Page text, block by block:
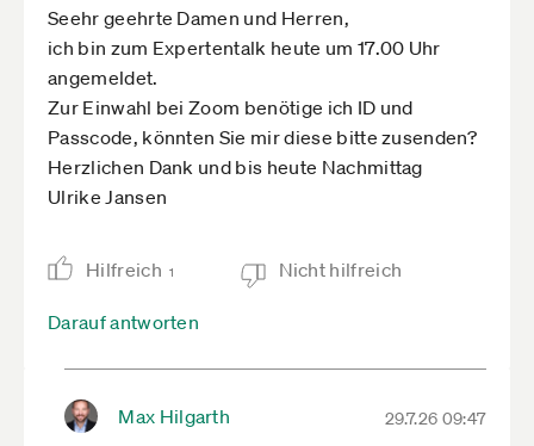
Seehr geehrte Damen und Herren,
ich bin zum Expertentalk heute um 17.00 Uhr
angemeldet.
Zur Einwahl bei Zoom benötige ich ID und
Passcode, könnten Sie mir diese bitte zusenden?
Herzlichen Dank und bis heute Nachmittag
Ulrike Jansen
Hilfreich 1 Nicht hilfreich
Darauf antworten
Max Hilgarth 29.7.26 09:47